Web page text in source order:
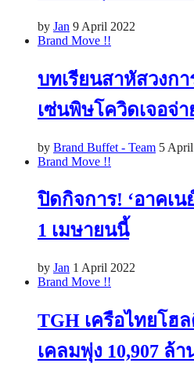
by Jan 9 April 2022
Brand Move !!
บทเรียนสาหัสวงก
เซ่นพิษโควิดเจอจ่า
by Brand Buffet - Team 5
Brand Move !!
ปิดกิจการ! ‘อาคเ
1 เมษายนนี้
by Jan 1 April 2022
Brand Move !!
TGH เครือไทยโฮ
เคลมพุ่ง 10,907 ล้า